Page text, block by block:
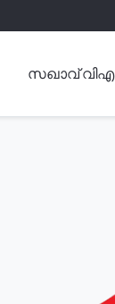
സഖാവ്